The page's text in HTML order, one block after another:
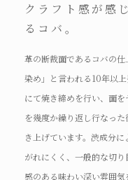
クラフト感が感
るコバ。
革の断裁面であるコバの
染め」と言われる10年以
にて焼き締めを行い、面
を幾度か繰り返し行なっ
き上げています。渋成分
がれにくく、一般的な切
感のある味わい深い雰囲気